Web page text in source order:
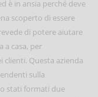
è in ansia perché deve
scoperto di essere
di potere aiutare
a casa, per
clienti. Questa azienda
sulla
stati formati due